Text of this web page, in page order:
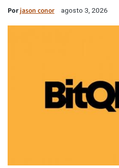
Porjason conor agosto 3, 2026